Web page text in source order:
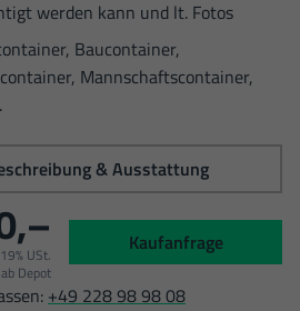
werden kann und lt. Fotos
Baucontainer,
Mannschaftscontainer,
& Ausstattung
USt.
Depot
Kaufanfrage
+49 228 98 98 08